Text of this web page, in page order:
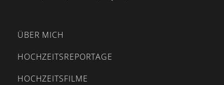
ÜBER MICH
HOCHZEITSREPORTAGE
HOCHZEITSFILME